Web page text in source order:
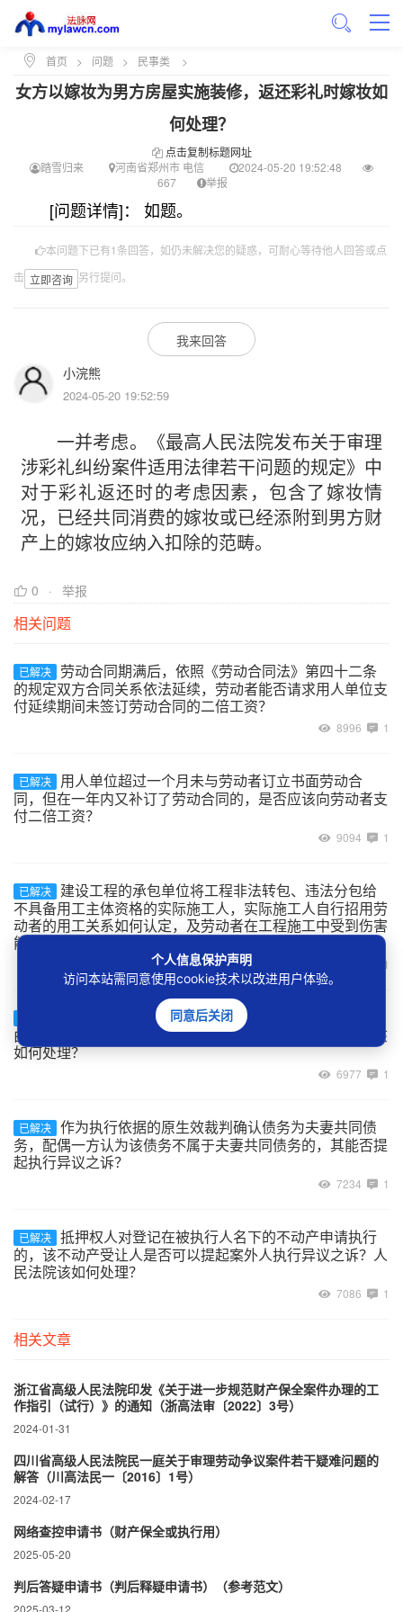
首页 > 问题 > 民事类 >
女方以嫁妆为男方房屋实施装修，返还彩礼时嫁妆如
何处理？
点击复制标题网址
踏雪归来
河南省郑州市 电信
2024-05-20 19:52:48
667
举报
[问题详情]： 如题。
本问题下已有1条回答，如仍未解决您的疑惑，可耐心等待他人回答或点
击 立即咨询 另行提问。
我来回答
小浣熊
2024-05-20 19:52:59
一并考虑。《最高人民法院发布关于审理
涉彩礼纠纷案件适用法律若干问题的规定》中
对于彩礼返还时的考虑因素，包含了嫁妆情
况，已经共同消费的嫁妆或已经添附到男方财
产上的嫁妆应纳入扣除的范畴。
0 举报
相关问题
已解决
劳动合同期满后，依照《劳动合同法》第四十二条
的规定双方合同关系依法延续，劳动者能否请求用人单位支
付延续期间未签订劳动合同的二倍工资？
8996 1
已解决
用人单位超过一个月未与劳动者订立书面劳动合
同，但在一年内又补订了劳动合同的，是否应该向劳动者支
付二倍工资？
9094 1
已解决
建设工程的承包单位将工程非法转包、违法分包给
不具备用工主体资格的实际施工人，实际施工人自行招用劳
动者的用工关系如何认定，及劳动者在工程施工中受到伤害
能否主张劳动关系项下的权利？
1
案外人以其与被执行人为合资、合作开发房地产为
由主张对作为执行标的物的不动产排除执行的，人民法院该
如何处理？
6977 1
已解决 作为执行依据的原生效裁判确认债务为夫妻共同债
务，配偶一方认为该债务不属于夫妻共同债务的，其能否提
起执行异议之诉？
7234 1
已解决 抵押权人对登记在被执行人名下的不动产申请执行
的，该不动产受让人是否可以提起案外人执行异议之诉？人
民法院该如何处理？
7086 1
相关文章
浙江省高级人民法院印发《关于进一步规范财产保全案件办理的工
作指引（试行）》的通知（浙高法审〔2022〕3号）
2024-01-31
四川省高级人民法院民一庭关于审理劳动争议案件若干疑难问题的
解答（川高法民一〔2016〕1号）
2024-02-17
网络查控申请书（财产保全或执行用）
2025-05-20
判后答疑申请书（判后释疑申请书）（参考范文）
2025-03-12
个人信息保护声明
访问本站需同意使用cookie技术以改进用户体验。
同意后关闭